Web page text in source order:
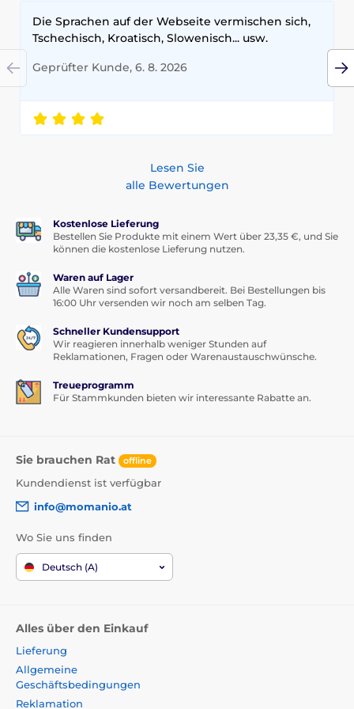
Schnelle und problemlose Glasmontage
Die Glasinstallation dauert nur wenige Minuten.
Reinigen Sie zunächst das Uhrendisplay gründlich
und stellen Sie sicher, dass die Oberfläche vollständig
auf das Display geklebt wird. Legen Sie das Glas an
die Uhr, ziehen Sie dann den Rest der Folie ab und
Das Wozinsky Uhren-Displayglas gewährleistet
Komfort bei der Nutzung von Smartwatches.
dem Aufkleben auf das Display beeinflusst es dessen
Empfindlichkeit nicht - Sie können alle Funktionen
der Uhr problemlos nutzen.
Die Sprachen auf der Webseite vermischen sich,
Tschechisch, Kroatisch, Slowenisch... usw.
Geprüfter Kunde, 6. 8. 2026
Lesen Sie
alle Bewertungen
Kostenlose Lieferung
Bestellen Sie Produkte mit einem Wert über 23,35 €, und Sie
können die kostenlose Lieferung nutzen.
Waren auf Lager
Alle Waren sind sofort versandbereit. Bei Bestellungen bis
16:00 Uhr versenden wir noch am selben Tag.
Schneller Kundensupport
Wir reagieren innerhalb weniger Stunden auf
Reklamationen, Fragen oder Warenaustauschwünsche.
Treueprogramm
Für Stammkunden bieten wir interessante Rabatte an.
Sie brauchen Rat offline
Kundendienst ist verfügbar
info@momanio.at
Wo Sie uns finden
Deutsch (A)
Alles über den Einkauf
Lieferung
Allgemeine
Geschäftsbedingungen
Reklamation